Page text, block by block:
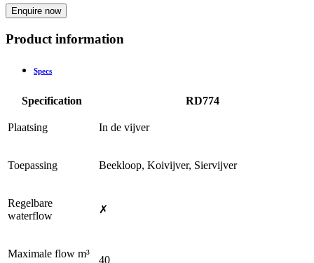
Enquire now
Product information
Specs
Specification RD774
Plaatsing In de vijver
Toepassing Beekloop, Koivijver, Siervijver
Regelbare
waterflow
✗
Maximale flow m³
40